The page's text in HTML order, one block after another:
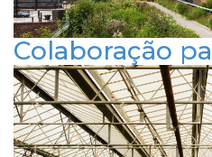
Colaboração
sustentáveis: o
parceria em
urbanos
Publicado em 4 de julho de